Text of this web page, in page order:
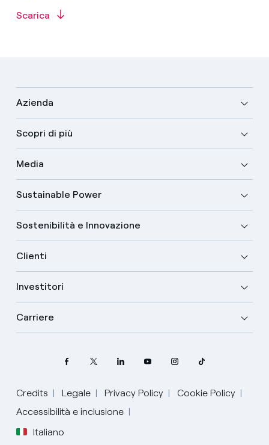
Scarica
Azienda
Scopri di più
Media
Sustainable Power
Sostenibilità e Innovazione
Clienti
Investitori
Carriere
Credits Legale Privacy Policy
Cookie Policy
Accessibilità e inclusione
Italiano